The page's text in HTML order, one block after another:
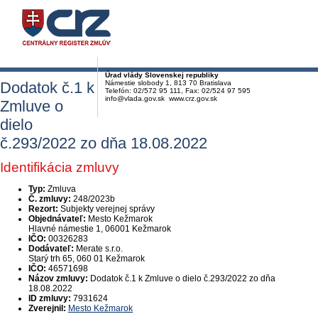
Úrad vlády Slovenskej republiky
Námestie slobody 1, 813 70 Bratislava
Telefón: 02/572 95 111, Fax: 02/524 97 595
info@vlada.gov.sk www.crz.gov.sk
Dodatok č.1 k
Zmluve o
dielo
č.293/2022 zo dňa 18.08.2022
Identifikácia zmluvy
Typ: Zmluva
Č. zmluvy: 248/2023b
Rezort: Subjekty verejnej správy
Objednávateľ: Mesto Kežmarok
Hlavné námestie 1, 06001 Kežmarok
IČO: 00326283
Dodávateľ: Merate s.r.o.
Starý trh 65, 060 01 Kežmarok
IČO: 46571698
Názov zmluvy: Dodatok č.1 k Zmluve o dielo č.293/2022 zo dňa
18.08.2022
ID zmluvy: 7931624
Zverejnil: Mesto Kežmarok